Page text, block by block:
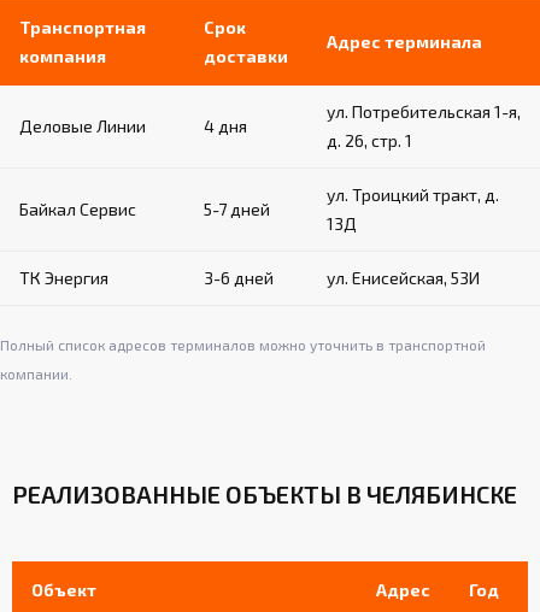
Транспортная
компания
Срок
доставки
Адрес терминала
Деловые Линии 4 дня
ул. Потребительская 1-я,
д. 26, стр. 1
Байкал Сервис 5-7 дней
ул. Троицкий тракт, д.
13Д
ТК Энергия 3-6 дней ул. Енисейская, 53И
Полный список адресов терминалов можно уточнить в транспортной
компании.
РЕАЛИЗОВАННЫЕ ОБЪЕКТЫ В ЧЕЛЯБИНСКЕ
Объект Адрес Год